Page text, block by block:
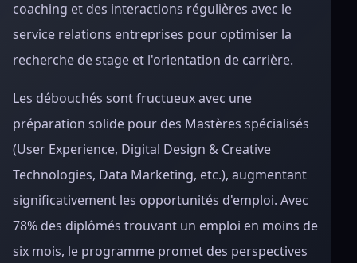
coaching et des interactions régulières avec le
service relations entreprises pour optimiser la
recherche de stage et l'orientation de carrière.
Les débouchés sont fructueux avec une
préparation solide pour des Mastères spécialisés
(User Experience, Digital Design & Creative
Technologies, Data Marketing, etc.), augmentant
significativement les opportunités d'emploi. Avec
78% des diplômés trouvant un emploi en moins de
six mois, le programme promet des perspectives